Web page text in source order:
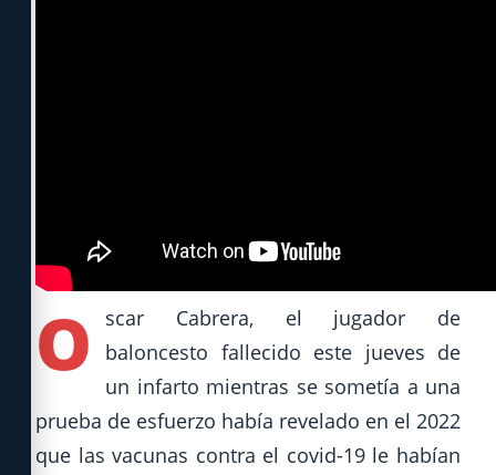
O
scar Cabrera, el jugador de
baloncesto fallecido este jueves de
un infarto mientras se sometía a una
prueba de esfuerzo había revelado en el 2022
que las vacunas contra el covid-19 le habían